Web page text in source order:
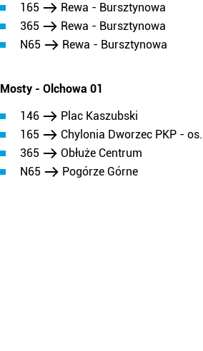
165
Rewa - Bursztynowa
365
Rewa - Bursztynowa
N65
Rewa - Bursztynowa
Mosty - Olchowa 01
146
Plac Kaszubski
165
Chylonia Dworzec PKP -
365
Obłuże Centrum
N65
Pogórze Górne